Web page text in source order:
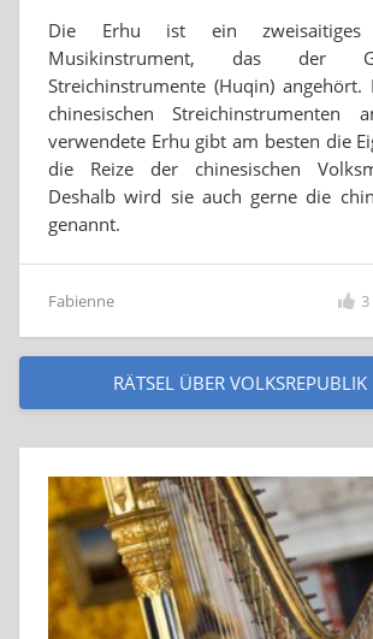
Die Erhu ist ein zweisaitiges
Musikinstrument, das der
Streichinstrumente (Huqin)
chinesischen Streichinstrumenten
verwendete Erhu gibt am besten die
die Reize der chinesischen
Deshalb wird sie auch gerne die
genannt.
Fabienne 3
RÄTSEL ÜBER